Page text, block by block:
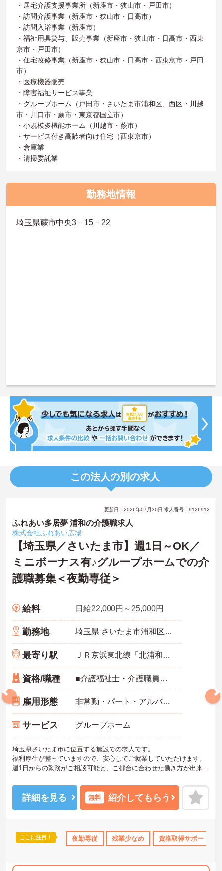
・居宅介護支援事業所（新座市・狭山市・戸田市）
・訪問介護事業（新座市・狭山市・日高市）
・訪問入浴事業（新座市）
・福祉用具貸与、販売事業（新座市・狭山市・日高市・西東
京市・戸田市）
・住宅改修事業（新座市・狭山市・日高市・西東京市・戸田
市）
・医療機器販売
・障害福祉サービス事業
・グループホーム（戸田市・さいたま市浦和区、西区・川越
市・川口市・蕨市・東京都国立市）
・小規模多機能ホーム（川越市・蕨市）
・サービス付き高齢者向け住宅（西東京市）
・倉庫業
・清掃委託業
勤務地情報
埼玉県蕨市中央3－15－22
この法人の別の求人
取得サポート 研修制度あり 産休･育休･介護休暇取得実績あり
更新日：2026年07月30日 求人番号：9126912
ふれあい多居夢 浦和の介護職求人
株式会社ふれあい広場
【埼玉県／さいたま市】週1日～OK／
ミニボーナス有♪グループホームでの介
護職募集＜夜勤専従＞
給料 日給22,000円～25,000円
勤務地 埼玉県 さいたま市浦和区 元町1－32－17
最寄り駅 ＪＲ京浜東北線「北浦和駅」徒歩15分
資格/職種 ■介護福祉士・介護職員初任者研修（ヘルパー2級）以上
雇用形態 非常勤・パート・アルバイト
サービス グループホーム
埼玉県さいたま市に位置する施設での求人です。
福利厚生が整っていますので、安心してご就業していただけます。
週1日からの勤務がご相談可能と、ご都合に合わせた働き方が出来ま
また、ミニボーナスがありますので頑張りを評価して下さいます！
ご興味のある方には、面接対策ポイントなど、さらに詳細をお話し
いたしますので、お気軽にご相談ください。
詳細を見る 無料 紹介してもらう
ここに注目！ 夜勤専従 残業少なめ 資格取得サポート